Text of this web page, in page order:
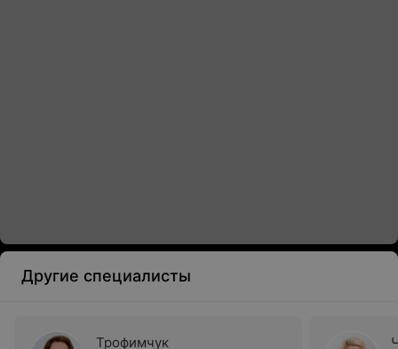
Другие специалисты
Трофимчук